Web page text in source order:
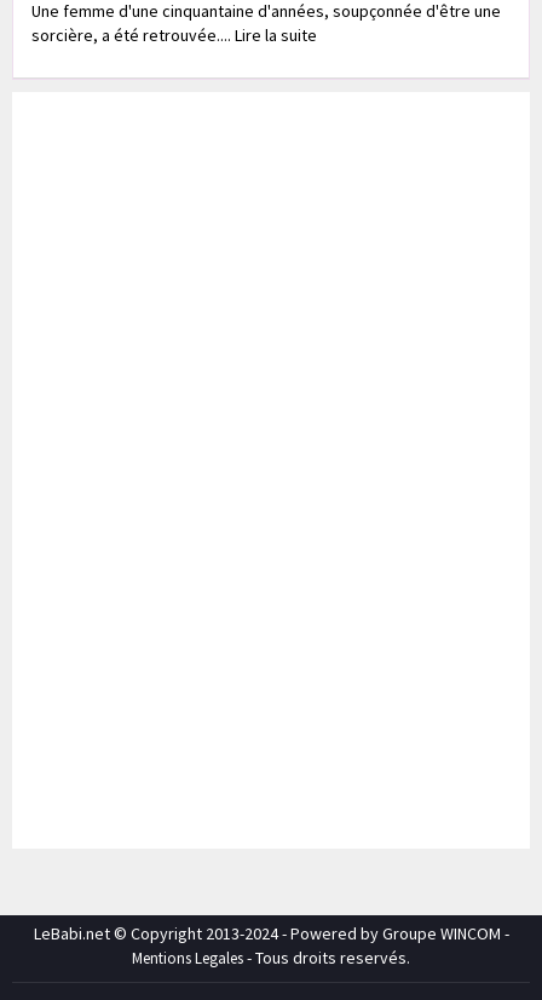
Une femme d'une cinquantaine d'années, soupçonnée d'être une
sorcière, a été retrouvée.... Lire la suite
LeBabi.net © Copyright 2013-2024 - Powered by Groupe WINCOM -
Mentions Legales- Tous droits reservés.